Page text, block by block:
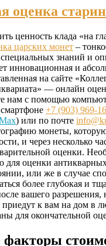
оценка
ценность клада «на
царских монет –
специальных знаний и
инновационная и
на сайте
— онлайн
нам с помощью
+7 (903) 969-
) или по почте
монеты,
и через несколько
оценки.
для оценки
или же в случае
более глубокая и
вашего
к вам на дом в
для окончательной